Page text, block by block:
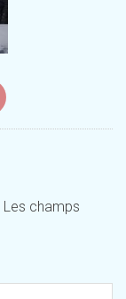
Les champs